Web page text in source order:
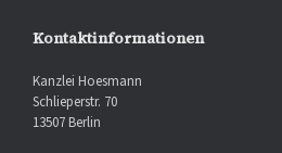
Kontaktinformationen
Kanzlei Hoesmann
Schlieperstr. 70
13507 Berlin